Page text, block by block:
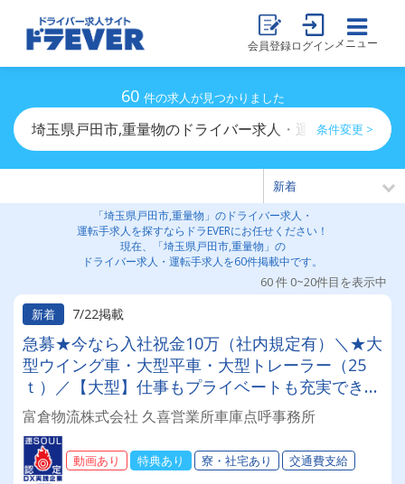
会員登録ログイン メニュー
60 件の求人が見つかりました
埼玉県戸田市,重量物のドライバー求人・運転手求人一覧
条件変更 >
「埼玉県戸田市,重量物」のドライバー求人・
運転手求人を探すならドラEVERにお任せください！
現在、「埼玉県戸田市,重量物」の
ドライバー求人・運転手求人を60件掲載中です。
60 件 0~20件目を表示中
新着
7/22掲載
急募★今なら入社祝金10万（社内規定有）＼★大
型ウイング車・大型平車・大型トレーラー（25
ｔ）／【大型】仕事もプライベートも充実でき
る！【会社全額負担】免許取得制度でスキルアッ
プも叶います☆彡◎日・祝休み(連休あり)◎成果
報酬◎退職金◎昇給◎未経験OK◎
富倉物流株式会社 久喜営業所車庫点呼事務所
動画あり 特典あり 寮・社宅あり 交通費支給